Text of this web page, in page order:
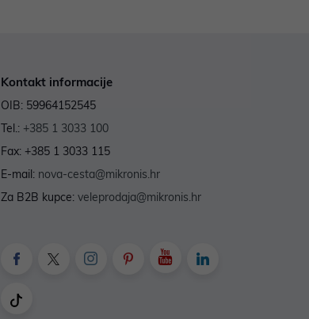
Kontakt informacije
OIB: 59964152545
Tel.: +385 1 3033 100
Fax: +385 1 3033 115
E-mail: nova-cesta@mikronis.hr
Za B2B kupce: veleprodaja@mikronis.hr